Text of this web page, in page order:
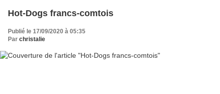
Hot-Dogs francs-comtois
Publié le 17/09/2020 à 05:35
Par christalie